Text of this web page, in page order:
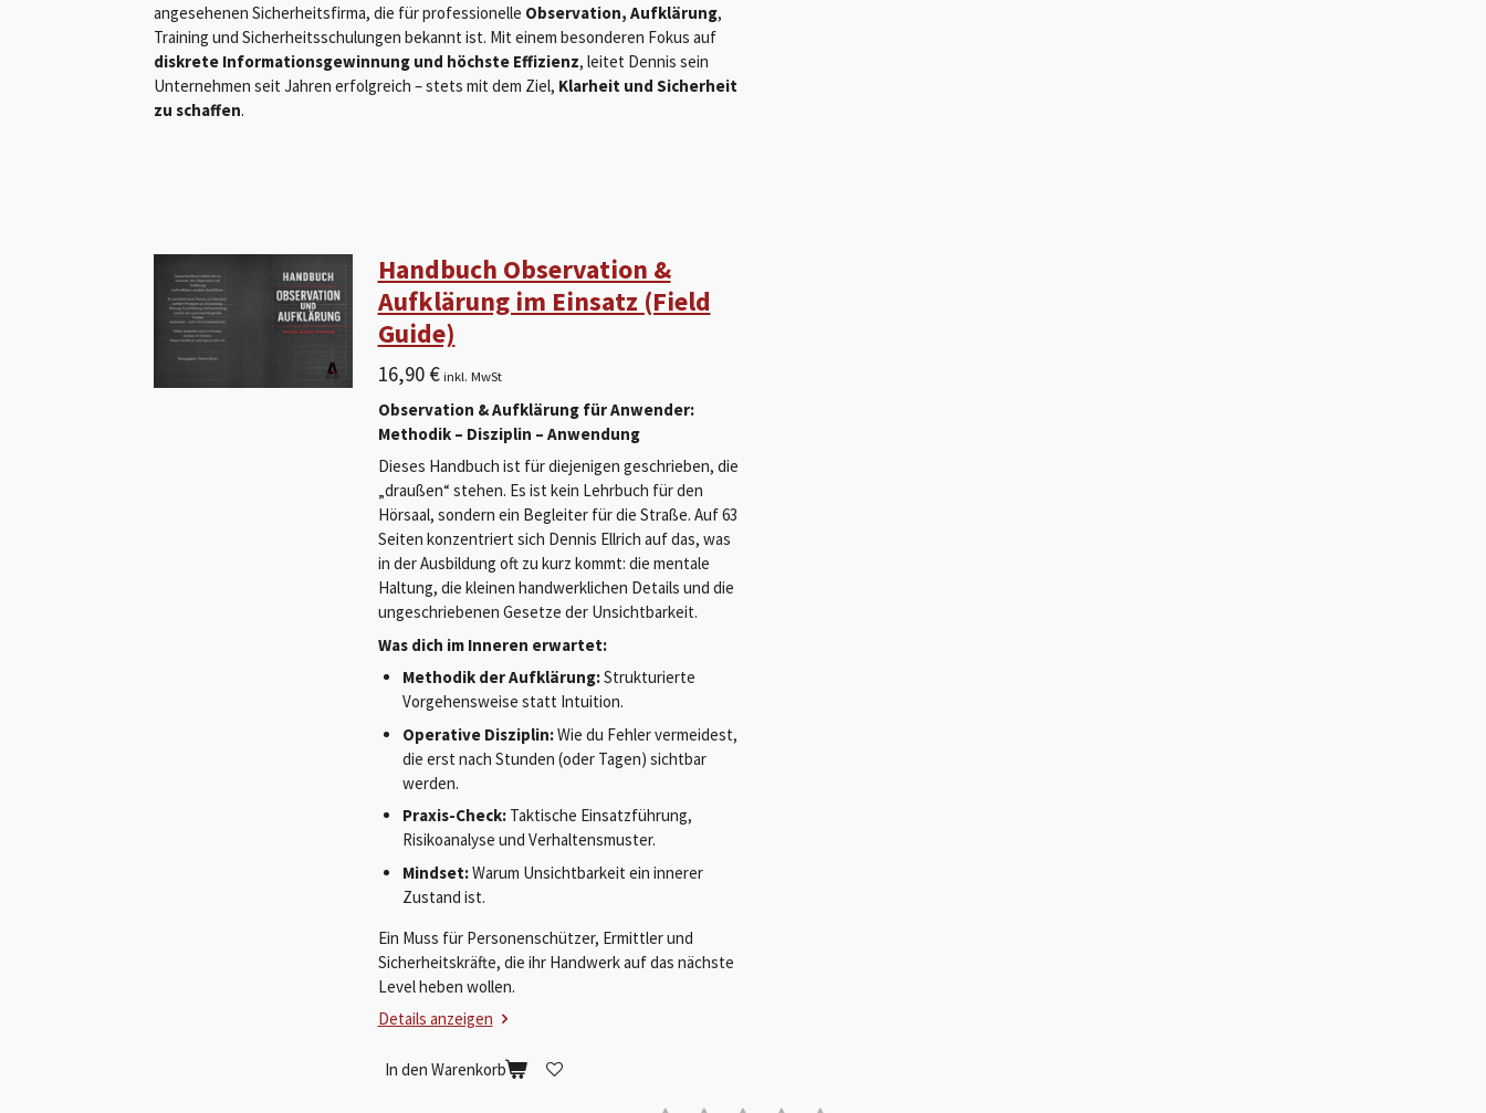
angesehenen Sicherheitsfirma, die für professionelle Observation, Aufklärung,
Training und Sicherheitsschulungen bekannt ist. Mit einem besonderen Fokus auf
diskrete Informationsgewinnung und höchste Effizienz, leitet Dennis sein
Unternehmen seit Jahren erfolgreich – stets mit dem Ziel, Klarheit und Sicherheit
zu schaffen.
Handbuch Observation &
Aufklärung im Einsatz (Field
Guide)
16,90 € inkl. MwSt
Observation & Aufklärung für Anwender:
Methodik – Disziplin – Anwendung
Dieses Handbuch ist für diejenigen geschrieben, die
„draußen“ stehen. Es ist kein Lehrbuch für den
Hörsaal, sondern ein Begleiter für die Straße. Auf 63
Seiten konzentriert sich Dennis Ellrich auf das, was
in der Ausbildung oft zu kurz kommt: die mentale
Haltung, die kleinen handwerklichen Details und die
ungeschriebenen Gesetze der Unsichtbarkeit.
Was dich im Inneren erwartet:
Methodik der Aufklärung:Strukturierte
Vorgehensweise statt Intuition.
Operative Disziplin:Wie du Fehler vermeidest,
die erst nach Stunden (oder Tagen) sichtbar
werden.
Praxis-Check: Taktische Einsatzführung,
Risikoanalyse und Verhaltensmuster.
Mindset:Warum Unsichtbarkeit ein innerer
Zustand ist.
Ein Muss für Personenschützer, Ermittler und
Sicherheitskräfte, die ihr Handwerk auf das nächste
Level heben wollen.
Details anzeigen
In den Warenkorb